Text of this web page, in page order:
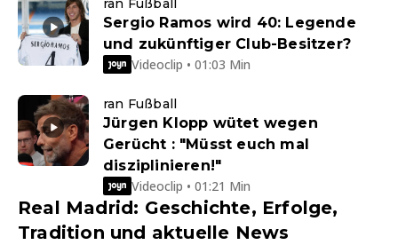
ran Fußball
Sergio Ramos wird 40: Legende
und zukünftiger Club-Besitzer?
Videoclip • 01:03 Min
ran Fußball
Jürgen Klopp wütet wegen
Gerücht : "Müsst euch mal
disziplinieren!"
Videoclip • 01:21 Min
Real Madrid: Geschichte, Erfolge,
Tradition und aktuelle News